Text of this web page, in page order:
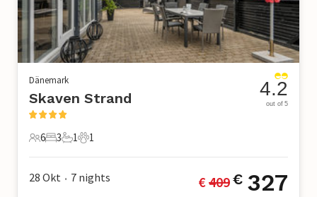
Dänemark
Skaven Strand
6 Gäste
6
3 Schlafzimmer
3
1 Badezimmer
1
1 Haustier
1
4.2
out of 5
28 Okt • 7 nights € 409€ 327